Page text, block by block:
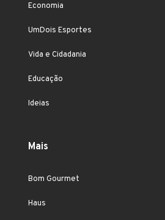
Economia
UmDois Esportes
Vida e Cidadania
Educação
Ideias
Mais
Bom Gourmet
Haus